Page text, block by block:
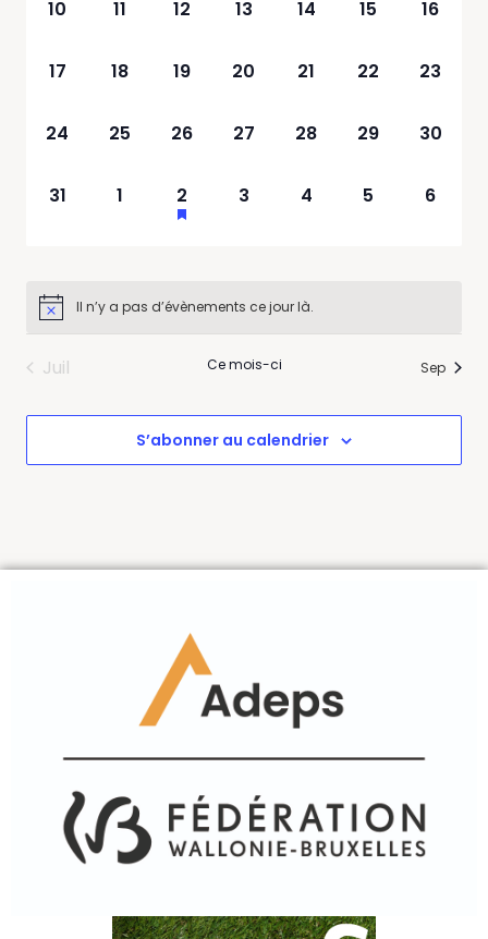
0
10
0
11
0
12
0
13
0
14
0
15
0
16
0
17
0
18
0
19
0
20
0
21
0
22
0
23
0
24
0
25
0
26
0
27
0
28
0
29
0
30
0
31
0
évènement,
1
1
évènement,
2
0
3
0
4
0
5
0
6
Il n’y a pas d’évènements ce jour là.
Juil Ce mois-ci Sep
S’abonner au calendrier